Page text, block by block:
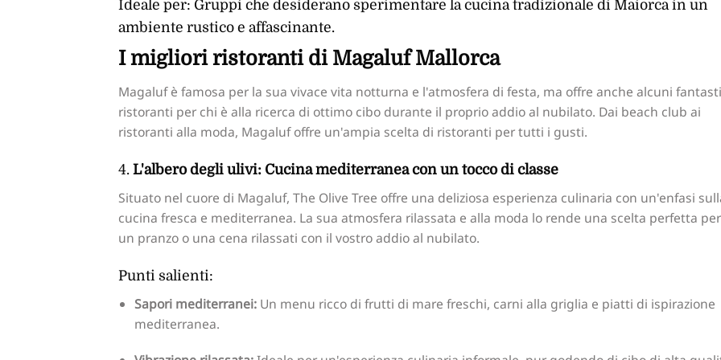
Ideale per: Gruppi che desiderano sperimentare la cucina tradizionale di Maiorca in un
ambiente rustico e affascinante.
I migliori ristoranti di Magaluf Mallorca
Magaluf è famosa per la sua vivace vita notturna e l'atmosfera di festa, ma offre anche alcuni
ristoranti per chi è alla ricerca di ottimo cibo durante il proprio addio al nubilato. Dai beach club ai
ristoranti alla moda, Magaluf offre un'ampia scelta di ristoranti per tutti i gusti.
4. L'albero degli ulivi: Cucina mediterranea con un tocco di classe
Situato nel cuore di Magaluf, The Olive Tree offre una deliziosa esperienza culinaria con un'enfasi
cucina fresca e mediterranea. La sua atmosfera rilassata e alla moda lo rende una scelta perfetta per
un pranzo o una cena rilassati con il vostro addio al nubilato.
Punti salienti:
Sapori mediterranei: Un menu ricco di frutti di mare freschi, carni alla griglia e piatti di ispirazione
mediterranea.